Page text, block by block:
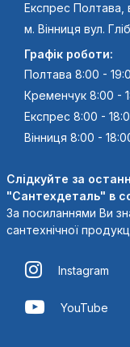
Експрес Полтава,
м. Вінниця вул.
Графік роботи:
Полтава 8:00 -
Кременчук 8:00 -
Експрес 8:00 -
Вінниця 8:00 -
Слідкуйте за
"Сантехдеталь" в
За посиланнями Ви
сантехнічної
Instagram
YouTube